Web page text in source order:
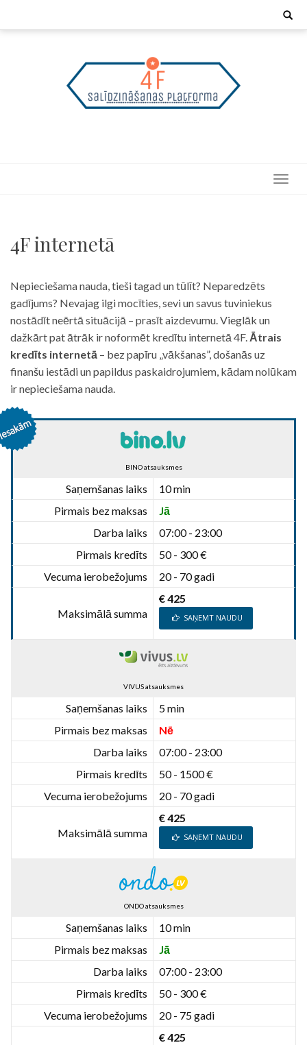
Search
4F internetā
Nepieciešama nauda, tieši tagad un tūlīt? Neparedzēts
gadījums? Nevajag ilgi mocīties, sevi un savus tuviniekus
nostādīt neērtā situācijā – prasīt aizdevumu. Vieglāk un
dažkārt pat ātrāk ir noformēt kredītu internetā 4F. Ātrais
kredīts internetā – bez papīru „vākšanas”, došanās uz
finanšu iestādi un papildus paskaidrojumiem, kādam nolūkam
ir nepieciešama nauda.
BINO atsauksmes
Saņemšanas laiks
10 min
Pirmais bez maksas
Jā
Darba laiks
07:00 - 23:00
Pirmais kredīts
50 - 300 €
Vecuma ierobežojums
20 - 70 gadi
Maksimālā summa
€ 425
SAŅEMT NAUDU
VIVUS atsauksmes
Saņemšanas laiks
5 min
Pirmais bez maksas
Nē
Darba laiks
07:00 - 23:00
Pirmais kredīts
50 - 1500 €
Vecuma ierobežojums
20 - 70 gadi
Maksimālā summa
€ 425
SAŅEMT NAUDU
ONDO atsauksmes
Saņemšanas laiks
10 min
Pirmais bez maksas
Jā
Darba laiks
07:00 - 23:00
Pirmais kredīts
50 - 300 €
Vecuma ierobežojums
20 - 75 gadi
€ 425